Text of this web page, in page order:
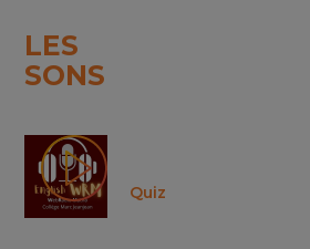
LES
SONS
Quiz